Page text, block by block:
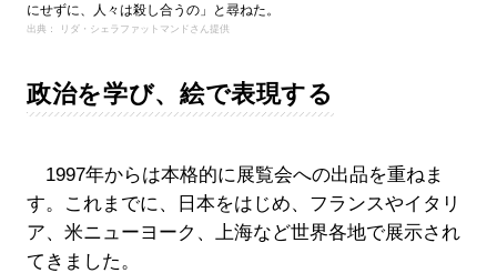
にせずに、人々は殺し合うの」と尋ねた。
出典： リダ・シェラファットマンドさん提供
政治を学び、絵で表現する
1997年からは本格的に展覧会への出品を重ねま
す。これまでに、日本をはじめ、フランスやイタリ
ア、米ニューヨーク、上海など世界各地で展示され
てきました。